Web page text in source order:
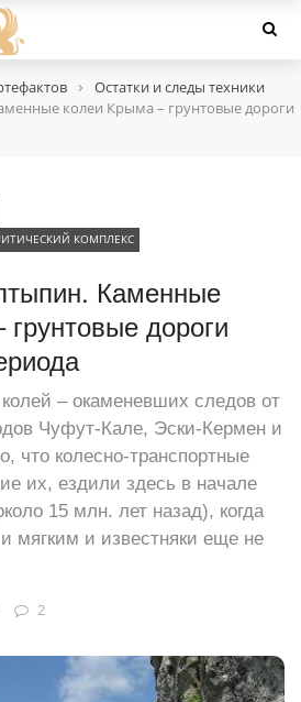
› Остатки и следы техники
колеи Крыма – грунтовые дороги
КОМПЛЕКС
Каменные
дороги
– окаменевших следов от
Чуфут-Кале, Эски-Кермен и
что колесно-транспортные
их, ездили здесь в начале
15 млн. лет назад), когда
мягким и известняки еще не
2